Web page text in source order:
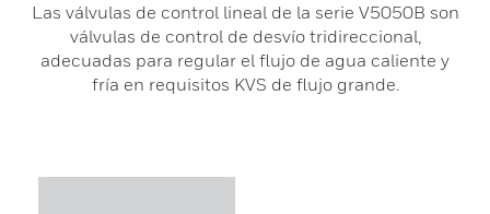
Las válvulas de control lineal de la serie V5050B son
válvulas de control de desvío tridireccional,
adecuadas para regular el flujo de agua caliente y
fría en requisitos KVS de flujo grande.